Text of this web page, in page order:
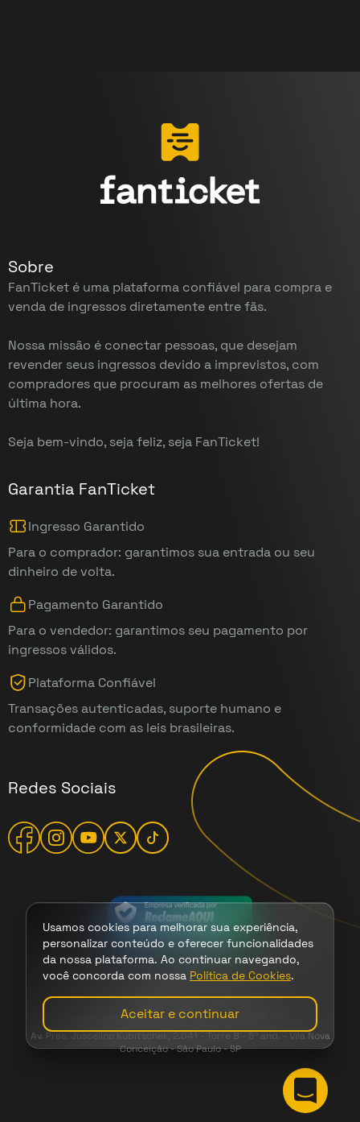
Usamos cookies para melhorar sua experiência,
personalizar conteúdo e oferecer funcionalidades
da nossa plataforma. Ao continuar navegando,
você concorda com nossa Política de Cookies.
Aceitar e continuar
Sobre
FanTicket é uma plataforma confiável para compra e
venda de ingressos diretamente entre fãs.
Nossa missão é conectar pessoas, que desejam
revender seus ingressos devido a imprevistos, com
compradores que procuram as melhores ofertas de
última hora.
Seja bem-vindo, seja feliz, seja FanTicket!
Garantia FanTicket
Ingresso Garantido
Para o comprador: garantimos sua entrada ou seu
dinheiro de volta.
Pagamento Garantido
Para o vendedor: garantimos seu pagamento por
ingressos válidos.
Plataforma Confiável
Transações autenticadas, suporte humano e
conformidade com as leis brasileiras.
Redes Sociais
FanTicket - 2026 - CNPJ 47.149.708/0001-72
Av. Pres. Juscelino Kubitschek, 2.041 - Torre B - 5º and. - Vila Nova
Conceição - São Paulo - SP